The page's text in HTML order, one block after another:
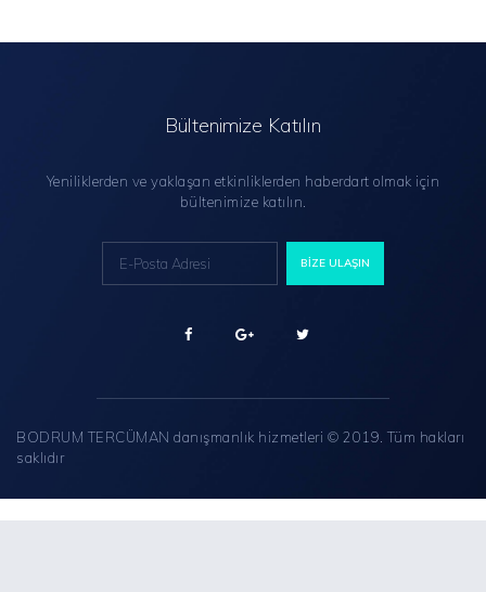
Bültenimize Katılın
Yeniliklerden ve yaklaşan etkinliklerden haberdart olmak için
bültenimize katılın.
BODRUM TERCÜMAN danışmanlık hizmetleri © 2019. Tüm hakları
saklıdır